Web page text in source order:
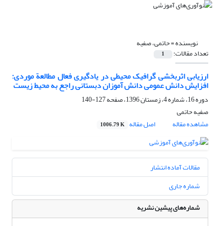
نویسنده =حاتمی، صفیه
تعداد مقالات: 1
ارزیابی اثربخشی گرافیک محیطی در یادگیری فعال مطالعة موردی:
افزایش دانش عمومی دانش آموزان دبستانی راجع به محیط زیست
دوره 16، شماره 4، زمستان 1396، صفحه
127-140
صفیه حاتمی
مشاهده مقاله
اصل مقاله 1006.79 K
مقالات آماده انتشار
شماره جاری
شماره‌های پیشین نشریه